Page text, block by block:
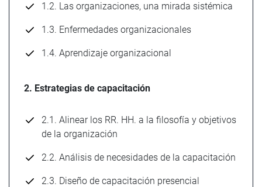
1.2. Las organizaciones, una mirada sistémica
1.3. Enfermedades organizacionales
1.4. Aprendizaje organizacional
2. Estrategias de capacitación
2.1. Alinear los RR. HH. a la filosofía y objetivos
de la organización
2.2. Análisis de necesidades de la capacitación
2.3. Diseño de capacitación presencial